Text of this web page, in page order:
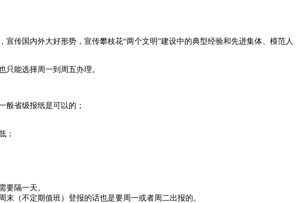
传国内外大好形势，宣传攀枝花“两个文明”建设中的典型经验和先进集体、模范人
能选择周一到周五办理。
般省级报纸是可以的；
；
要隔一天。
（不定期值班）登报的话也是要周一或者周二出报的。